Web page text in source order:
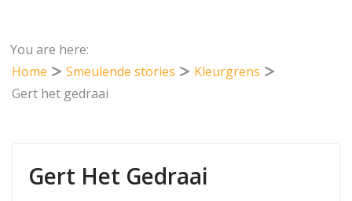
You are here:
Home
Smeulende stories
Kleurgrens
Gert het gedraai
Gert Het Gedraai